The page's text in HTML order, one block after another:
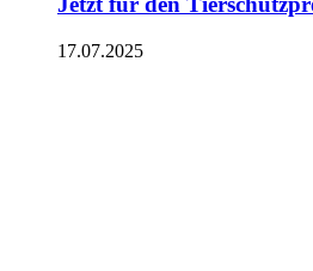
17.07.2025